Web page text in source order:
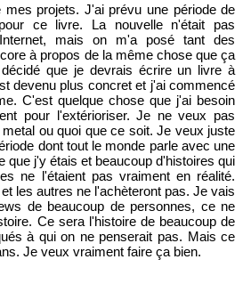
projets. J'ai prévu une période de
ce livre. La nouvelle n'était pas
mais on m'a posé tant des
à propos de la même chose que ça
que je devrais écrire un livre à
devenu plus concret et j'ai commencé
C'est quelque chose que j'ai besoin
pour l'extérioriser. Je ne veux pas
ou quoi que ce soit. Je veux juste
dont tout le monde parle avec une
que j'y étais et beaucoup d'histoires qui
ne l'étaient pas vraiment en réalité.
les autres ne l'achèteront pas. Je vais
de beaucoup de personnes, ce ne
Ce sera l'histoire de beaucoup de
à qui on ne penserait pas. Mais ce
Je veux vraiment faire ça bien.